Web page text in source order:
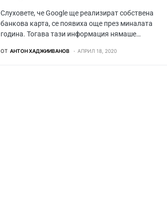
Слуховете, че Google ще реализират собствена
банкова карта, се появиха още през миналата
година. Тогава тази информация нямаше…
ОТ АНТОН ХАДЖИИВАНОВ АПРИЛ 18, 2020